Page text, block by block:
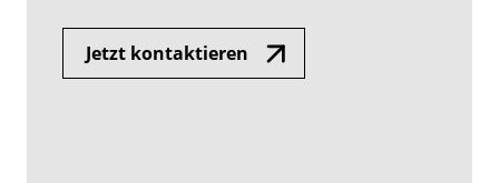
Jetzt kontaktieren